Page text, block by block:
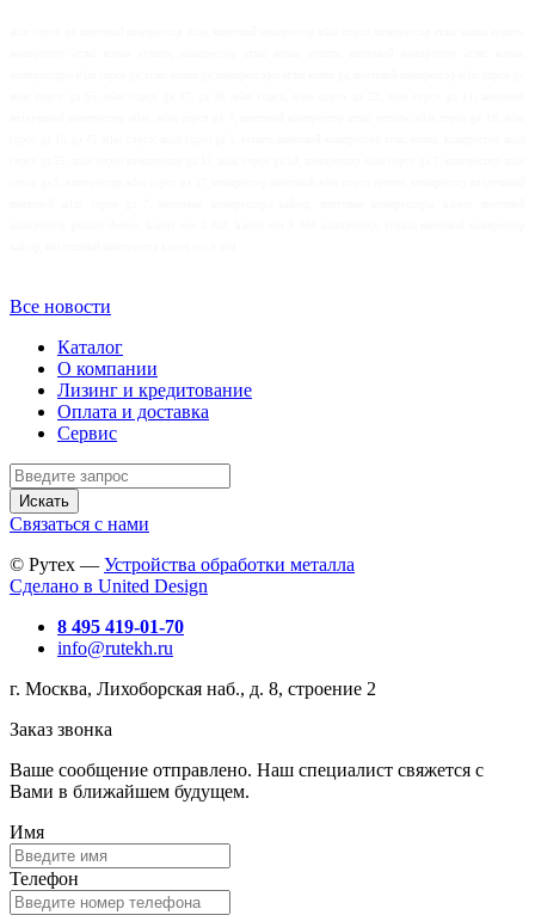
Все новости
Каталог
О компании
Лизинг и кредитование
Оплата и доставка
Сервис
Искать
Связаться с нами
© Рутех — Устройства обработки металла
Сделано в United Design
8 495 419-01-70
info@rutekh.ru
г. Москва, Лихоборская наб., д. 8, строение 2
Заказ звонка
Ваше сообщение отправлено. Наш специалист свяжется с
Вами в ближайшем будущем.
Имя
Телефон